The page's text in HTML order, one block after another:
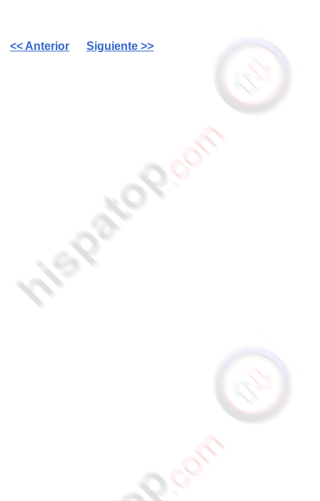
<< Anterior Siguiente >>